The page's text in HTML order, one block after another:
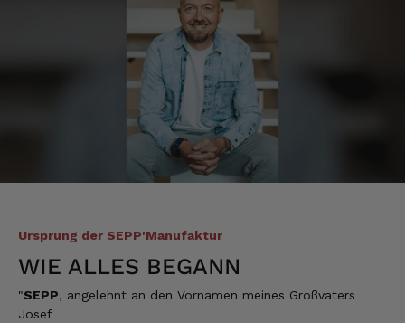
Ursprung der SEPP'Manufaktur
WIE ALLES BEGANN
"SEPP, angelehnt an den Vornamen meines Großvaters
Josef
Kerstin
Verifizierter Kunde
Die Produkte finde ich immer wieder sehr
gut, Bestelle sie wieder 😋
köstlich und ruckzuck aufgegessen!!!!!!!